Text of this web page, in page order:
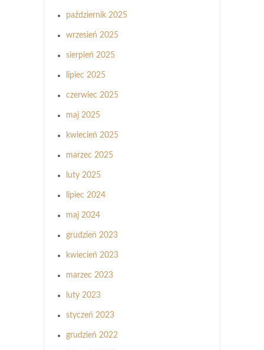
październik 2025
wrzesień 2025
sierpień 2025
lipiec 2025
czerwiec 2025
maj 2025
kwiecień 2025
marzec 2025
luty 2025
lipiec 2024
maj 2024
grudzień 2023
kwiecień 2023
marzec 2023
luty 2023
styczeń 2023
grudzień 2022